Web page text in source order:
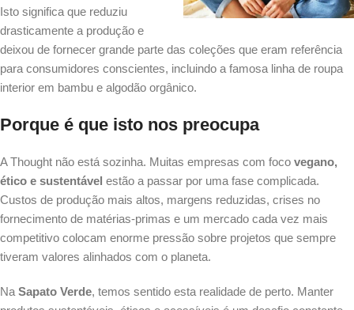
Isto significa que reduziu
drasticamente a produção e
deixou de fornecer grande parte das coleções que eram referência
para consumidores conscientes, incluindo a famosa linha de roupa
interior em bambu e algodão orgânico.
Porque é que isto nos preocupa
A Thought não está sozinha. Muitas empresas com foco vegano,
ético e sustentável estão a passar por uma fase complicada.
Custos de produção mais altos, margens reduzidas, crises no
fornecimento de matérias-primas e um mercado cada vez mais
competitivo colocam enorme pressão sobre projetos que sempre
tiveram valores alinhados com o planeta.
Na Sapato Verde, temos sentido esta realidade de perto. Manter